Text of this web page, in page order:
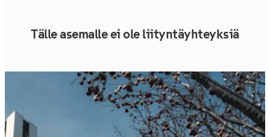
Tälle asemalle ei ole liityntäyhteyksiä